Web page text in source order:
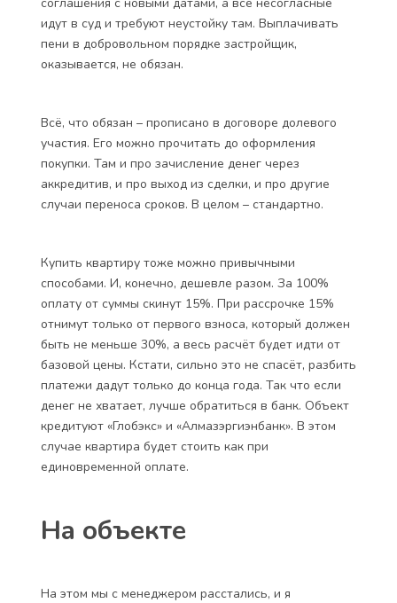
идут в суд и требуют неустойку там. Выплачивать
пени в добровольном порядке застройщик,
оказывается, не обязан.
Всё, что обязан – прописано в договоре долевого
участия. Его можно прочитать до оформления
покупки. Там и про зачисление денег через
аккредитив, и про выход из сделки, и про другие
случаи переноса сроков. В целом – стандартно.
Купить квартиру тоже можно привычными
способами. И, конечно, дешевле разом. За 100%
оплату от суммы скинут 15%. При рассрочке 15%
отнимут только от первого взноса, который должен
быть не меньше 30%, а весь расчёт будет идти от
базовой цены. Кстати, сильно это не спасёт, разбить
платежи дадут только до конца года. Так что если
денег не хватает, лучше обратиться в банк. Объект
кредитуют «Глобэкс» и «Алмазэргиэнбанк». В этом
случае квартира будет стоить как при
единовременной оплате.
На объекте
На этом мы с менеджером расстались, и я